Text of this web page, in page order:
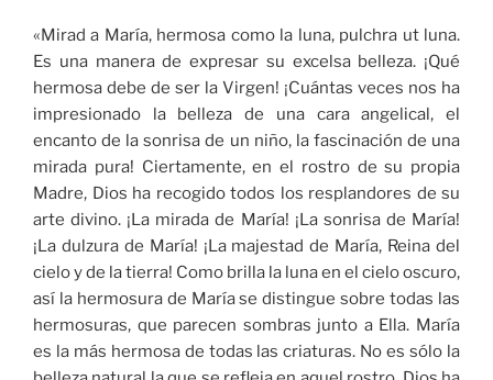
«Mirad a María, hermosa como la luna, pulchra ut luna.
Es una manera de expresar su excelsa belleza. ¡Qué
hermosa debe de ser la Virgen! ¡Cuántas veces nos ha
impresionado la belleza de una cara angelical, el
encanto de la sonrisa de un niño, la fascinación de una
mirada pura! Ciertamente, en el rostro de su propia
Madre, Dios ha recogido todos los resplandores de su
arte divino. ¡La mirada de María! ¡La sonrisa de María!
¡La dulzura de María! ¡La majestad de María, Reina del
cielo y de la tierra! Como brilla la luna en el cielo oscuro,
así la hermosura de María se distingue sobre todas las
hermosuras, que parecen sombras junto a Ella. María
es la más hermosa de todas las criaturas. No es sólo la